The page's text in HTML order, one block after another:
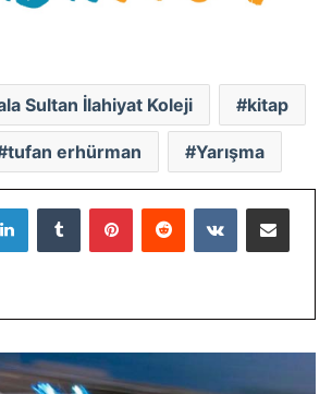
Sultan İlahiyat Koleji kitap
tufan erhürman Yarışma
LinkedInTumblr PinterestReddit VKontakteE-Posta ile paylaş